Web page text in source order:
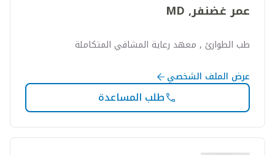
عمر غضنفر, MD
طب الطوارئ , معهد رعاية المشافي المتكاملة
عرض الملف الشخصي
طلب المساعدة